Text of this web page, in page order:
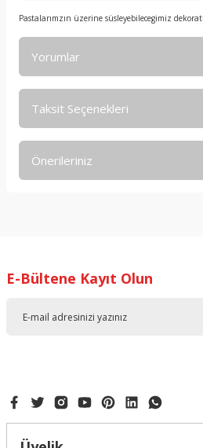
Pastalarımzın üzerine süsleyebilecegimiz
Yorumlar
Taksit Seçenekleri
Önerileriniz
Ürün resmi kalitesiz, bozuk veya
E-Bültene Kayıt Olun